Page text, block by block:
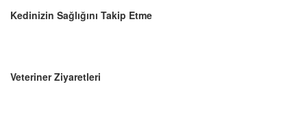
Kedinizin Sağlığını Takip Etme
Veteriner Ziyaretleri